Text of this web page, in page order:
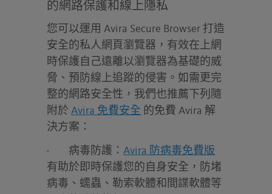
的網路保護和線上隱私
您可以運用 Avira Secure Browser 打造
安全的私人網頁瀏覽器，有效在上網
時保護自己遠離以瀏覽器為基礎的威
脅、預防線上追蹤的侵害。如需更完
整的網路安全性，我們也推薦下列隨
附於Avira 免費安全 的免費 Avira 解
決方案：
· 病毒防護：Avira 防病毒免費版
有助於即時保護您的自身安全，防堵
病毒、蠕蟲、勒索軟體和間諜軟體等